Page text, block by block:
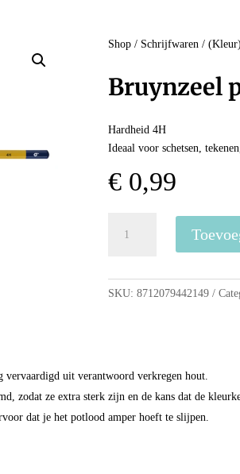
Shop / Schrijfwaren /
Bruynzeel
Hardheid 4H
Ideaal voor schetsen,
€ 0,99
potlood
SKU:8712079442149
uit verantwoord verkregen hout.
zodat ze extra sterk zijn en de kans dat de
dat je het potlood amper hoeft te slijpen.